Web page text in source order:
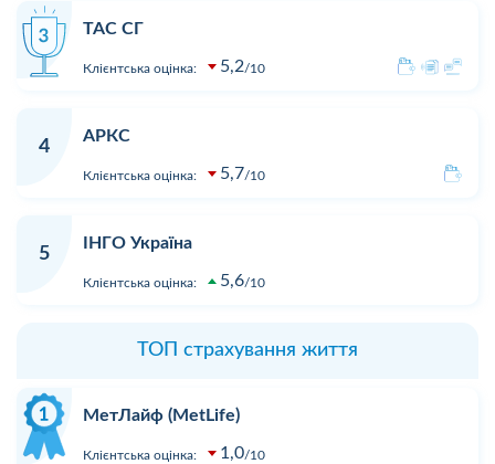
ТАС СГ
Клієнтська оцінка: 5,2 10
4
АРКС
Клієнтська оцінка: 5,7 10
5
ІНГО Україна
Клієнтська оцінка: 5,6 10
ТОП страхування життя
МетЛайф (MetLife)
Клієнтська оцінка: 1,0 10